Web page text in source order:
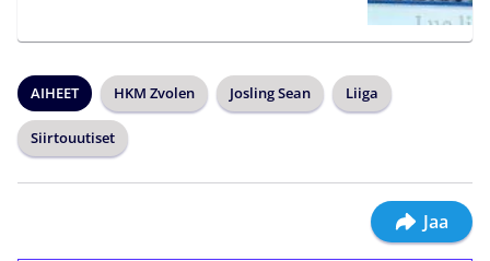
AIHEET HKM Zvolen Josling Sean Liiga
Siirtouutiset
Jaa